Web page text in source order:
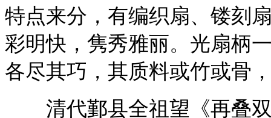
特点来分，有编织扇、镂刻
彩明快，隽秀雅丽。光扇柄
各尽其巧，其质料或竹或骨
清代鄞县全祖望《再叠双